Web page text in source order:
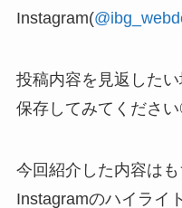
Instagram(
投稿内容を見返した
保存してみてくださ
今回紹介した内容は
Instagramのハイライ